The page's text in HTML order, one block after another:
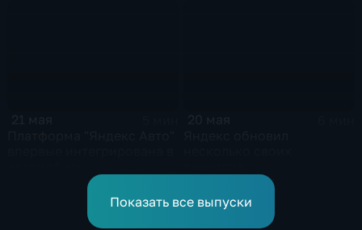
Показать все выпуски